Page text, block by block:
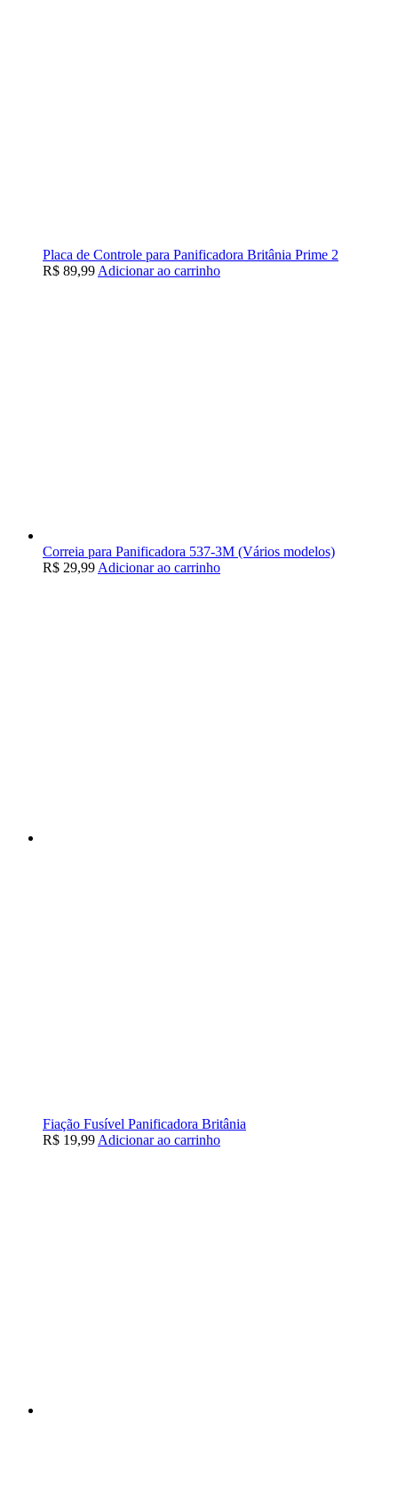
Placa de Controle para Panificadora Britânia Prime 2
R$ 89,99Adicionar ao carrinho
Correia para Panificadora 537-3M (Vários modelos)
R$ 29,99Adicionar ao carrinho
Fiação Fusível Panificadora Britânia
R$ 19,99Adicionar ao carrinho